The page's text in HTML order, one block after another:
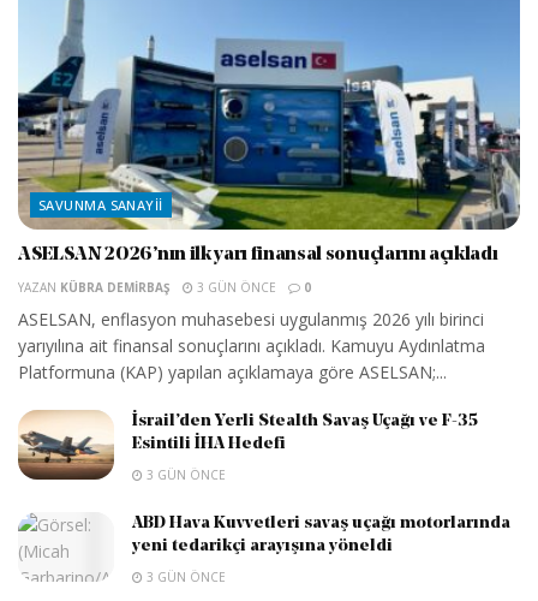
SAVUNMA SANAYII
ASELSAN 2026’nın ilk yarı finansal sonuçlarını açıkladı
YAZAN KÜBRA DEMIRBAŞ 3 GÜN ÖNCE 0
ASELSAN, enflasyon muhasebesi uygulanmış 2026 yılı birinci
yarıyılına ait finansal sonuçlarını açıkladı. Kamuyu Aydınlatma
Platformuna (KAP) yapılan açıklamaya göre ASELSAN;...
İsrail’den Yerli Stealth Savaş Uçağı ve F-35
Esintili İHA Hedefi
3 GÜN ÖNCE
ABD Hava Kuvvetleri savaş uçağı motorlarında
yeni tedarikçi arayışına yöneldi
3 GÜN ÖNCE